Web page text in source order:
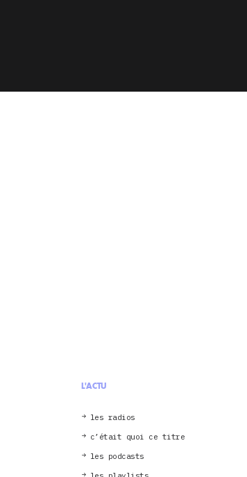
L'ACTU
les radios
c’était quoi ce titre
les podcasts